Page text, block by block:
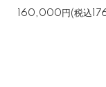
160,000円(税込